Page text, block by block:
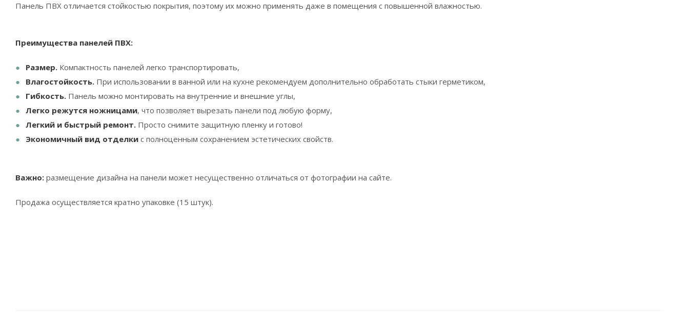
Панель ПВХ отличается стойкостью покрытия, поэтому их можно применять даже в помещения с повышенной влажностью.
Преимущества панелей ПВХ:
Размер. Компактность панелей легко транспортировать,
Влагостойкость. При использовании в ванной или на кухне рекомендуем дополнительно обработать стыки герметиком,
Гибкость. Панель можно монтировать на внутренние и внешние углы,
Легко режутся ножницами, что позволяет вырезать панели под любую форму,
Легкий и быстрый ремонт. Просто снимите защитную пленку и готово!
Экономичный вид отделки с полноценным сохранением эстетических свойств.
Важно: размещение дизайна на панели может несущественно отличаться от фотографии на сайте.
Продажа осуществляется кратно упаковке (15 штук).